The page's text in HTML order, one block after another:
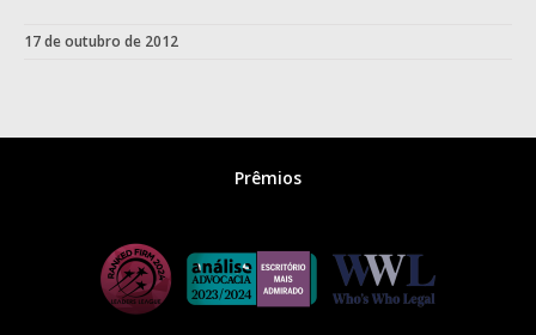
17 de outubro de 2012
Prêmios